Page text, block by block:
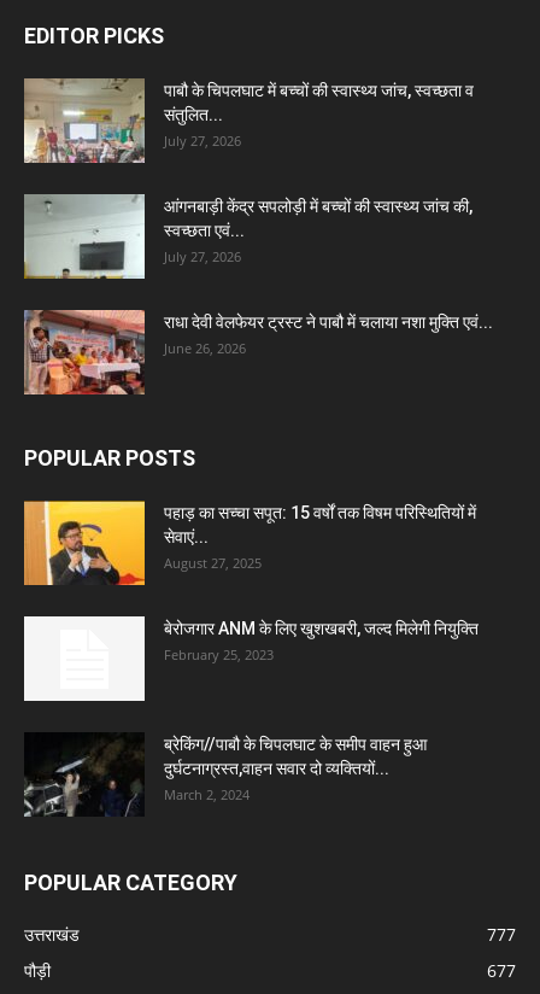
EDITOR PICKS
पाबौ के चिपलघाट में बच्चों की स्वास्थ्य जांच, स्वच्छता व
संतुलित...
July 27, 2026
आंगनबाड़ी केंद्र सपलोड़ी में बच्चों की स्वास्थ्य जांच की,
स्वच्छता एवं...
July 27, 2026
राधा देवी वेलफेयर ट्रस्ट ने पाबौ में चलाया नशा मुक्ति एवं...
June 26, 2026
POPULAR POSTS
पहाड़ का सच्चा सपूत: 15 वर्षों तक विषम परिस्थितियों में
सेवाएं...
August 27, 2025
बेरोजगार ANM के लिए खुशखबरी, जल्द मिलेगी नियुक्ति
February 25, 2023
ब्रेकिंग//पाबौ के चिपलघाट के समीप वाहन हुआ
दुर्घटनाग्रस्त,वाहन सवार दो व्यक्तियों...
March 2, 2024
POPULAR CATEGORY
उत्तराखंड
777
पौड़ी
677